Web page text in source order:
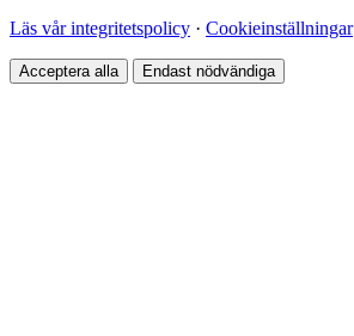
Läs vår integritetspolicy · Cookieinställningar
Acceptera alla Endast nödvändiga